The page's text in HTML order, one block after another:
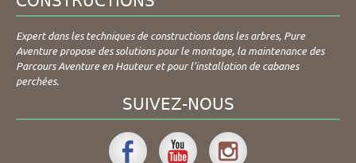
Expert dans les techniques de constructions dans les arbres, Pure
Aventure propose des solutions pour le montage, la maintenance des
Parcours Aventure en Hauteur et pour l’installation de cabanes
perchées.
SUIVEZ-NOUS